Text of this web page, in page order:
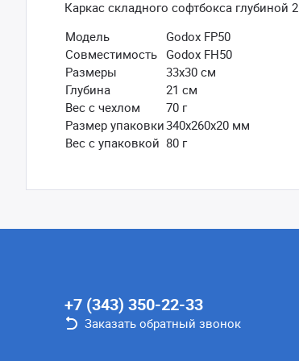
Каркас складного софтбокса глубиной
Модель
Godox FP50
Совместимость Godox FH50
Размеры
33х30 см
Глубина
21 см
Вес с чехлом
70 г
Размер упаковки340х260х20 мм
Вес с упаковкой 80 г
+7 (343) 350-22-33
Заказать обратный звонок